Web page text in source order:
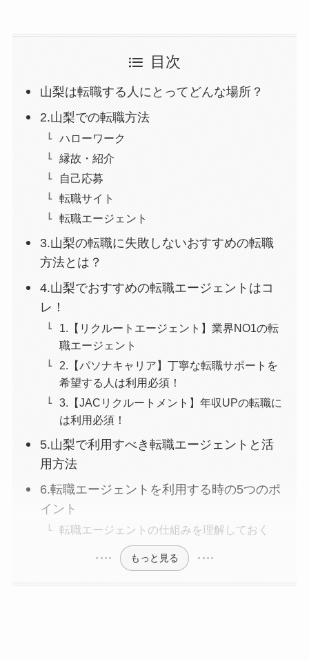
目次
山梨は転職する人にとってどんな場所？
2.山梨での転職方法
ハローワーク
縁故・紹介
自己応募
転職サイト
転職エージェント
3.山梨の転職に失敗しないおすすめの転職
方法とは？
4.山梨でおすすめの転職エージェントはコ
レ！
1.【リクルートエージェント】業界NO1の転
職エージェント
2.【パソナキャリア】丁寧な転職サポートを
希望する人は利用必須！
3.【JACリクルートメント】年収UPの転職に
は利用必須！
5.山梨で利用すべき転職エージェントと活
用方法
6.転職エージェントを利用する時の5つのポ
イント
転職エージェントの仕組みを理解しておく
もっと見る